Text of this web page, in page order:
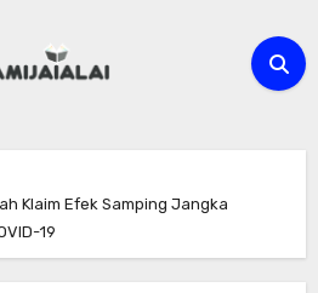
Klaim Efek Samping Jangka
19